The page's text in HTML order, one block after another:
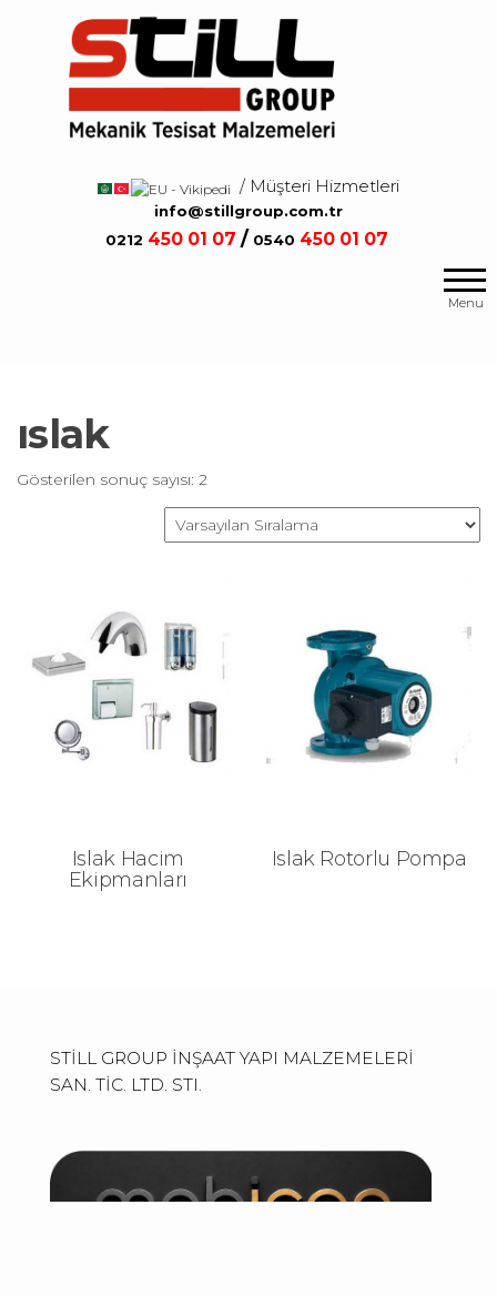
contenuto
/ Müşteri Hizmetleri
info@stillgroup.com.tr
0212 450 01 07 / 0540 450 01 07
Group
MalzemeleriMenu
ıslak
Gösterilen sonuç sayısı: 2
Islak Hacim
Ekipmanları
Islak Rotorlu Pompa
STİLL GROUP İNŞAAT YAPI MALZEMELERİ
SAN. TİC. LTD. STI.